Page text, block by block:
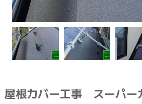
ZOOM打ち合わせ
OPEN : 9:00〜
CLOSED : 年末年
042-398-1717
※営業電話はお控えくだ
屋根カバー工事 スーパー